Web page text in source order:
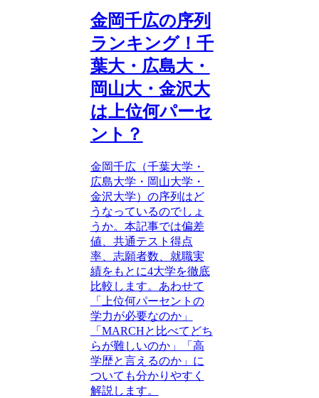
金岡千広の序列
ランキング！千
葉大・広島大・
岡山大・金沢大
は上位何パーセ
ント？
金岡千広（千葉大学・
広島大学・岡山大学・
金沢大学）の序列はど
うなっているのでしょ
うか。本記事では偏差
値、共通テスト得点
率、志願者数、就職実
績をもとに4大学を徹底
比較します。あわせて
「上位何パーセントの
学力が必要なのか」
「MARCHと比べてどち
らが難しいのか」「高
学歴と言えるのか」に
ついても分かりやすく
解説します。